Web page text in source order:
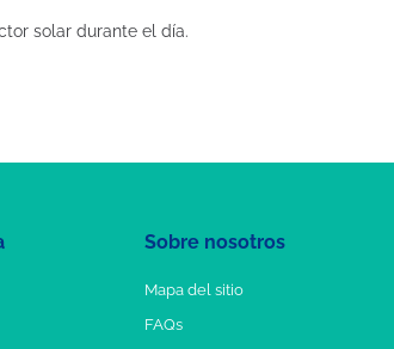
solar durante el día.
Sobre nosotros
Mapa del sitio
FAQs